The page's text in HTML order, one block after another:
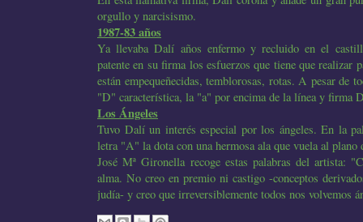
orgullo y narcisismo.
1987-83 años
Ya llevaba Dalí años enfermo y recluido en el
patente en su firma los esfuerzos que tiene que realizar
están empequeñecidas, temblorosas, rotas. A pesar de
"D" característica, la "a" por encima de la línea y firma
Los Ángeles
Tuvo Dalí un interés especial por los ángeles. En la
letra "A" la dota con una hermosa ala que vuela al plano
José Mª Gironella recoge estas palabras del artista:
alma. No creo en premio ni castigo -conceptos
judía- y creo que irreversiblemente todos nos volvemos